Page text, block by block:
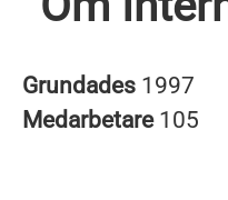
Grundades 1997
Medarbetare 105